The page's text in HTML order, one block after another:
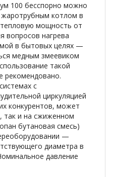
100 бесспорно можно
котлом в
мощность от
вопросов нагрева
в бытовых целях —
медным змеевиком
такой
рекомендовано.
с
циркуляцией
конкурентов, может
так и на сжиженном
бутановая смесь)
—
диаметра в
давление